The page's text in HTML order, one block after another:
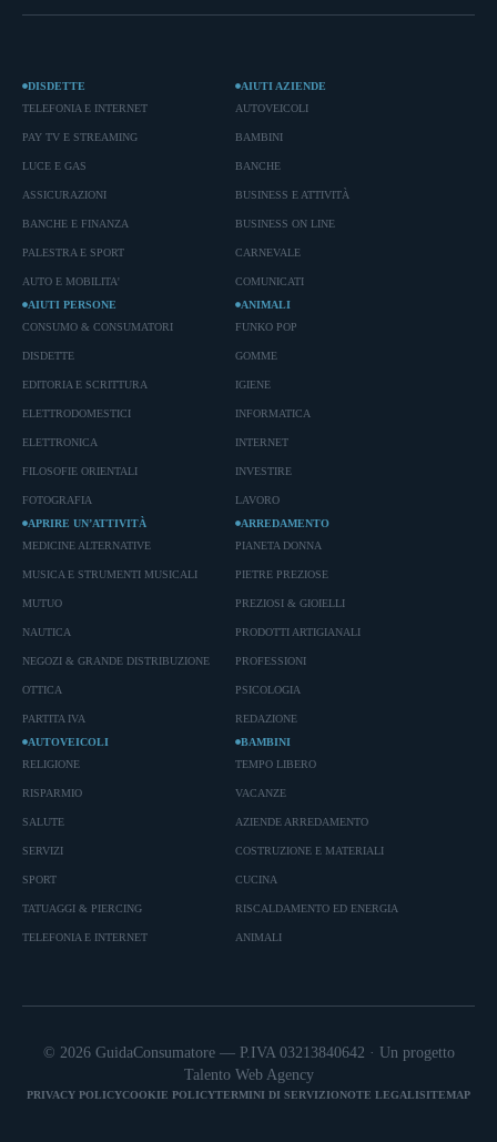
DISDETTE
TELEFONIA E INTERNET
PAY TV E STREAMING
LUCE E GAS
ASSICURAZIONI
BANCHE E FINANZA
PALESTRA E SPORT
AUTO E MOBILITA'
AIUTI AZIENDE
AUTOVEICOLI
BAMBINI
BANCHE
BUSINESS E ATTIVITÀ
BUSINESS ON LINE
CARNEVALE
COMUNICATI
AIUTI PERSONE
CONSUMO & CONSUMATORI
DISDETTE
EDITORIA E SCRITTURA
ELETTRODOMESTICI
ELETTRONICA
FILOSOFIE ORIENTALI
FOTOGRAFIA
ANIMALI
FUNKO POP
GOMME
IGIENE
INFORMATICA
INTERNET
INVESTIRE
LAVORO
APRIRE UN’ATTIVITÀ
MEDICINE ALTERNATIVE
MUSICA E STRUMENTI MUSICALI
MUTUO
NAUTICA
NEGOZI & GRANDE DISTRIBUZIONE
OTTICA
PARTITA IVA
ARREDAMENTO
PIANETA DONNA
PIETRE PREZIOSE
PREZIOSI & GIOIELLI
PRODOTTI ARTIGIANALI
PROFESSIONI
PSICOLOGIA
REDAZIONE
AUTOVEICOLI
RELIGIONE
RISPARMIO
SALUTE
SERVIZI
SPORT
TATUAGGI & PIERCING
TELEFONIA E INTERNET
BAMBINI
TEMPO LIBERO
VACANZE
AZIENDE ARREDAMENTO
COSTRUZIONE E MATERIALI
CUCINA
RISCALDAMENTO ED ENERGIA
ANIMALI
© 2026 GuidaConsumatore — P.IVA 03213840642 · Un progetto
Talento Web Agency
PRIVACY POLICYCOOKIE POLICYTERMINI DI SERVIZIONOTE LEGALISITEMAP